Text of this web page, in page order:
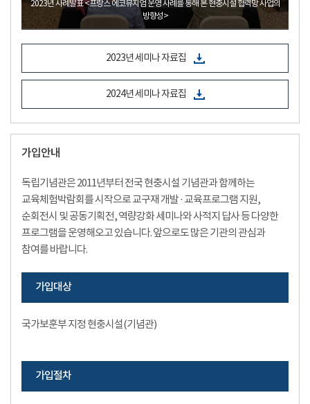
2024년 역량강화 국외사적지 답사 _대한민국 임시정부 항저우 청사
2023년 세미나 자료집
2024년 세미나 자료집
가입안내
독립기념관은 2011년부터 전국 현충시설 기념관과 함께하는
교육체험박람회를 시작으로 교구재 개발 · 교육프로그램 지원,
순회전시 및 공동기획전, 역량강화 세미나와 사적지 답사 등 다양한
프로그램을 운영해오고 있습니다. 앞으로도 많은 기관의 관심과
참여를 바랍니다.
가입대상
국가보훈부 지정 현충시설(기념관)
가입절차